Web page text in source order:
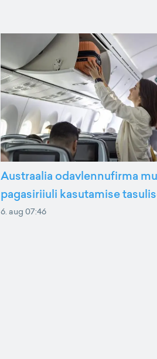
Austraalia odavlennufirma
pagasiriiuli kasutamise
6. aug 07:46